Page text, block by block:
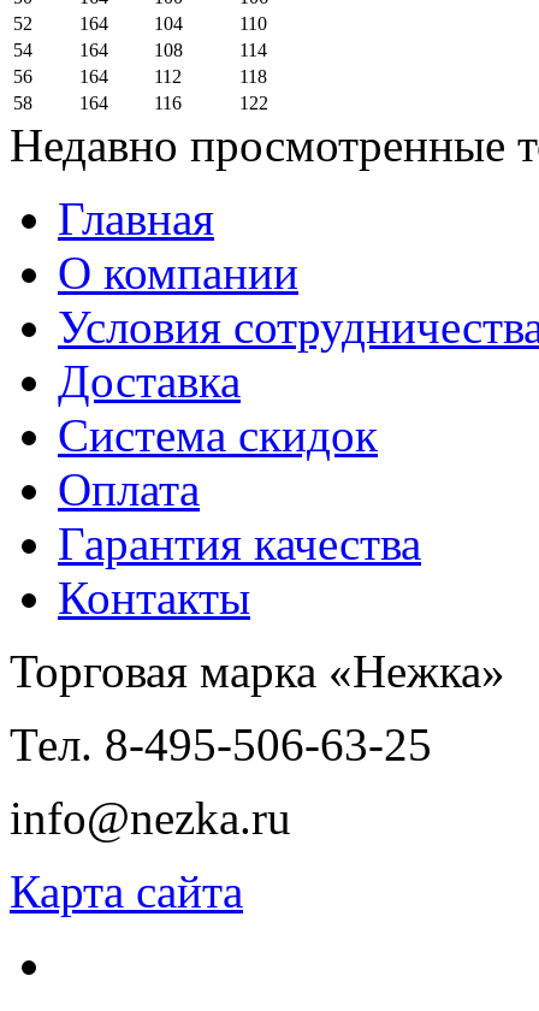
52
164 104
110
54
164 108
114
56
164 112
118
58
164 116 122
Недавно просмотренные
Главная
О компании
Условия
Доставка
Система скидок
Оплата
Гарантия качества
Контакты
Торговая марка «Нежка»
Тел. 8-495-506-63-25
info@nezka.ru
Карта сайта